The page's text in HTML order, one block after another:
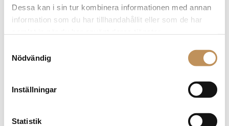
Dessa kan i sin tur kombinera informationen med annan
information som du har tillhandahållit eller som de har
Nödvändig
Inställningar
Statistik
Application error: a client-side exception has occurred (see the
browser console for more information)